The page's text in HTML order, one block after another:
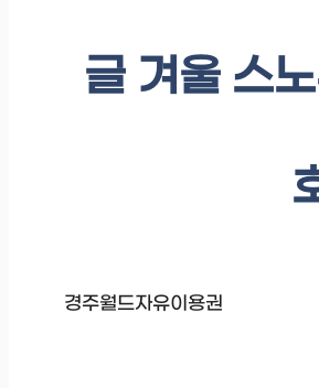
글 겨울 스
경주월드자유이용권